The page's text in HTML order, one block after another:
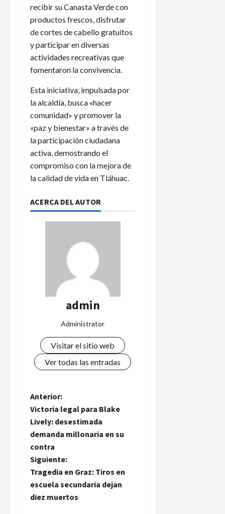
recibir su Canasta Verde con
productos frescos, disfrutar
de cortes de cabello gratuitos
y participar en diversas
actividades recreativas que
fomentaron la convivencia.
Esta iniciativa, impulsada por
la alcaldía, busca «hacer
comunidad» y promover la
«paz y bienestar» a través de
la participación ciudadana
activa, demostrando el
compromiso con la mejora de
la calidad de vida en Tláhuac.
ACERCA DEL AUTOR
admin
Administrator
Visitar el sitio web
Ver todas las entradas
N
a
v
e
g
a
Anterior:
Victoria legal para Blake
Lively: desestimada
demanda millonaria en su
contra
Siguiente:
Tragedia en Graz: Tiros en
escuela secundaria dejan
diez muertos